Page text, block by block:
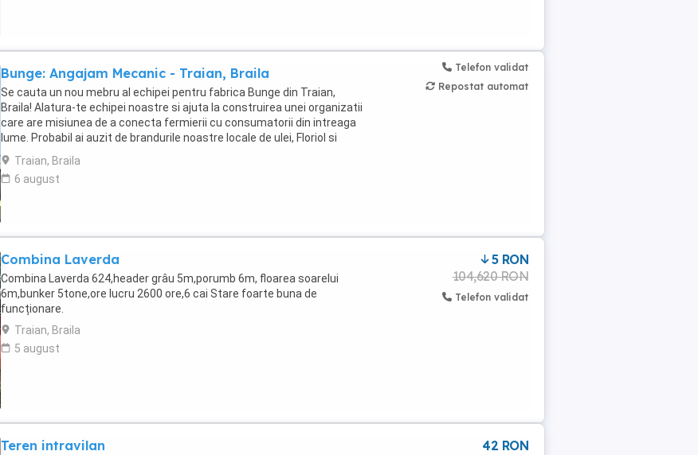
Bunge: Angajam Mecanic - Traian, Braila
Se cauta un nou mebru al echipei pentru fabrica Bunge din Traian,
Braila! Alatura-te echipei noastre si ajuta la construirea unei organizatii
care are misiunea de a conecta fermierii cu consumatorii din intreaga
lume. Probabil ai auzit de brandurile noastre locale de ulei, Floriol si
Unisol? Daca ...
Traian, Braila
6 august
Telefon validat
Repostat automat
Combina Laverda
Combina Laverda 624,header grâu 5m,porumb 6m, floarea soarelui
6m,bunker 5tone,ore lucru 2600 ore,6 cai Stare foarte buna de
funcționare.
Traian, Braila
5 august
5 RON
104,620 RON
Telefon validat
Teren intravilan 42 RON